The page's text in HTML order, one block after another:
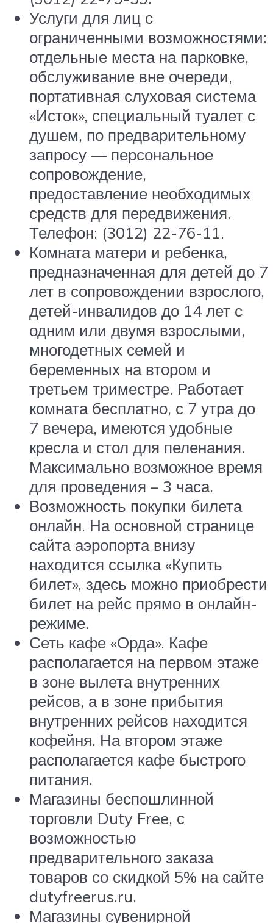
Услуги для лиц с
ограниченными возможностями:
отдельные места на парковке,
обслуживание вне очереди,
портативная слуховая система
«Исток», специальный туалет с
душем, по предварительному
запросу — персональное
сопровождение,
предоставление необходимых
средств для передвижения.
Телефон: (3012) 22-76-11.
Комната матери и ребенка,
предназначенная для детей до 7
лет в сопровождении взрослого,
детей-инвалидов до 14 лет с
одним или двумя взрослыми,
многодетных семей и
беременных на втором и
третьем триместре. Работает
комната бесплатно, с 7 утра до
7 вечера, имеются удобные
кресла и стол для пеленания.
Максимально возможное время
для проведения – 3 часа.
Возможность покупки билета
онлайн. На основной странице
сайта аэропорта внизу
находится ссылка «Купить
билет», здесь можно приобрести
билет на рейс прямо в онлайн-
режиме.
Сеть кафе «Орда». Кафе
располагается на первом этаже
в зоне вылета внутренних
рейсов, а в зоне прибытия
внутренних рейсов находится
кофейня. На втором этаже
располагается кафе быстрого
питания.
Магазины беспошлинной
торговли Duty Free, с
возможностью
предварительного заказа
товаров со скидкой 5% на сайте
dutyfreerus.ru.
Магазины сувенирной